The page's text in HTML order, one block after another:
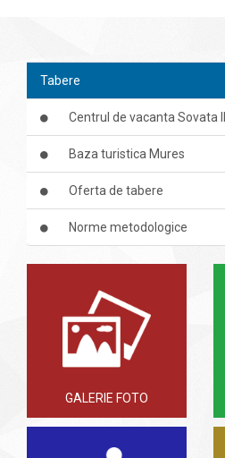
Tabere
Centrul de vacanta Sovata II
Baza turistica Mures
Oferta de tabere
Norme metodologice
GALERIE FOTO